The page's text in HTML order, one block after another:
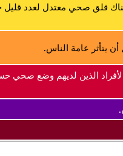
قلق صحي معتدل لعدد
يتأثر عامة الناس.
الأفراد الذين لديهم وضع